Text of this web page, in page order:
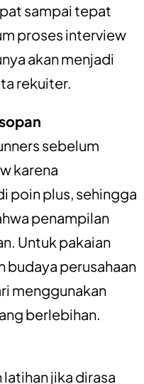
sampai tepat
proses interview
akan menjadi
rekuiter.
sebelum
karena
poin plus, sehingga
penampilan
Untuk pakaian
budaya perusahaan
menggunakan
berlebihan.
jika dirasa